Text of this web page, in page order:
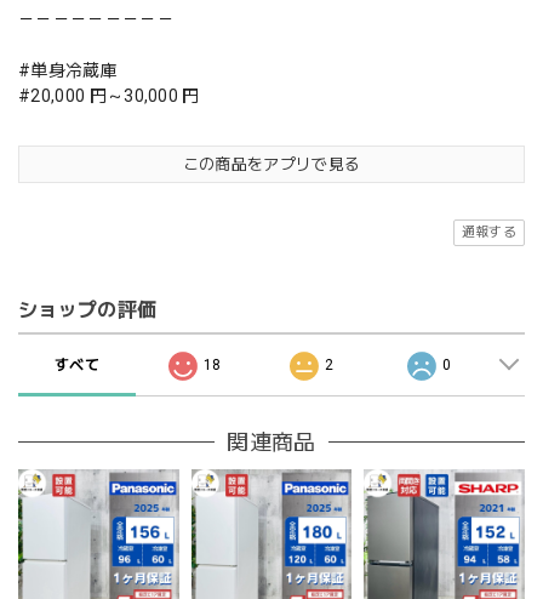
－－－－－－－－－
#単身冷蔵庫
#20,000 円～30,000 円
この商品をアプリで見る
通報する
ショップの評価
すべて 18 2 0
関連商品